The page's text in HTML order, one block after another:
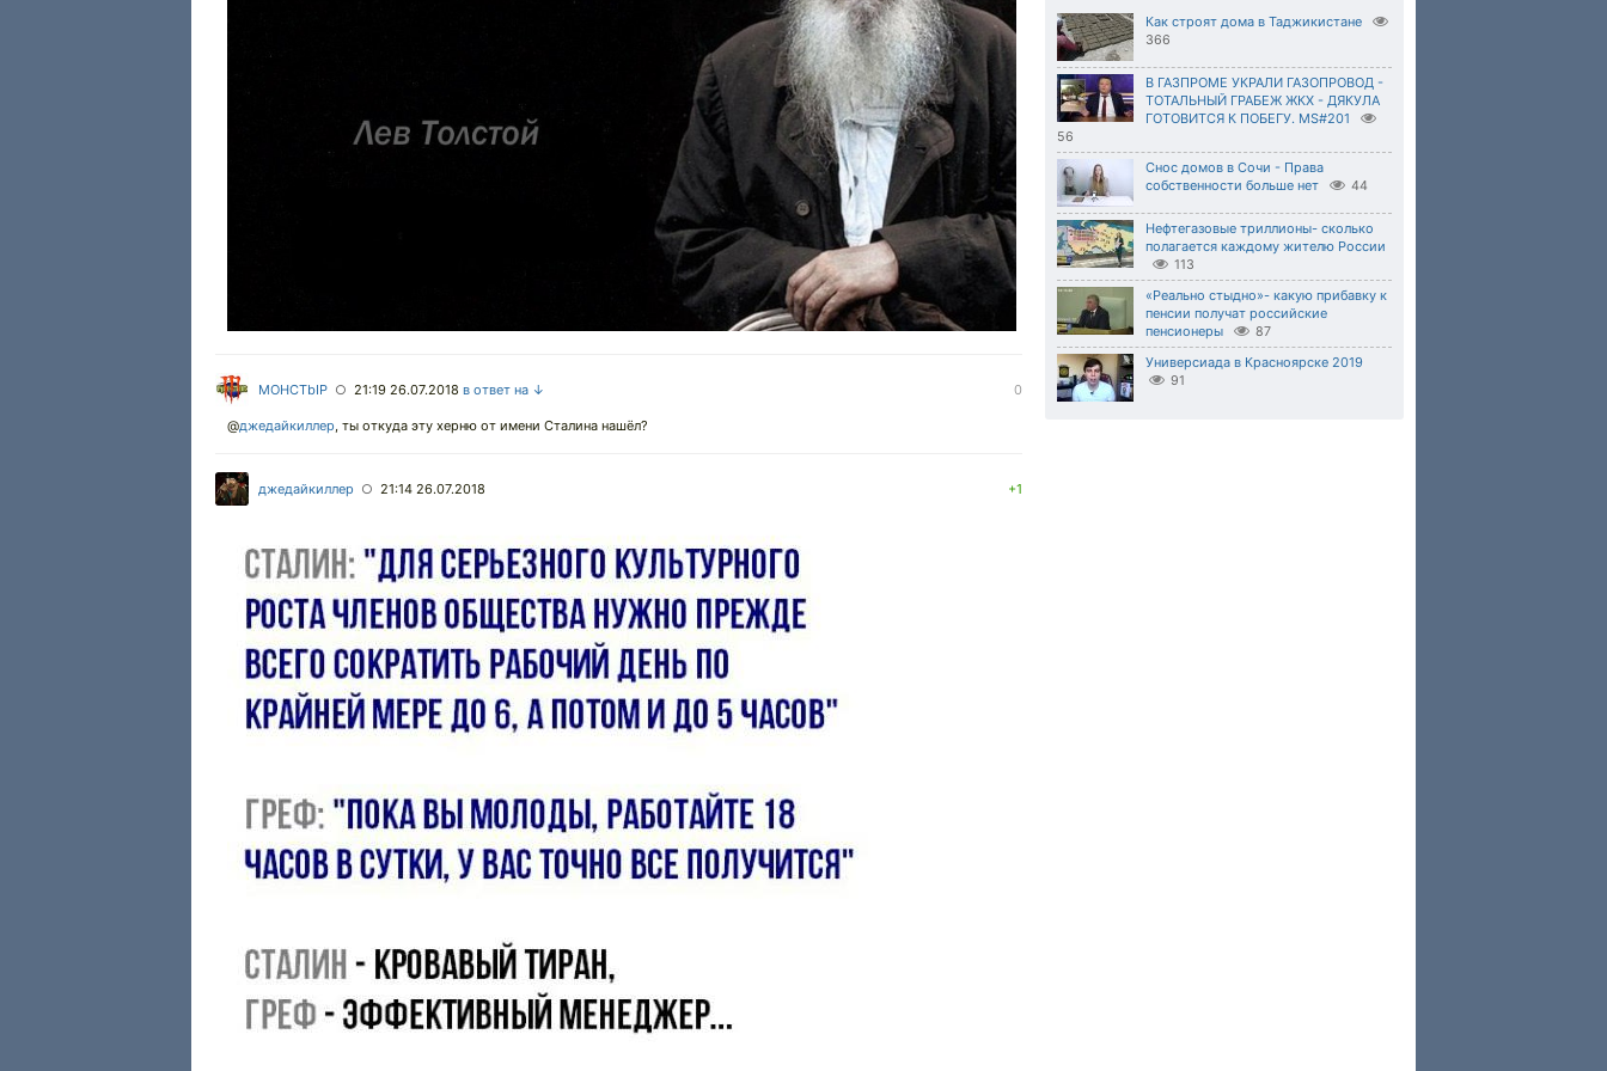
Как строят дома в Таджикистане
366
В ГАЗПРОМЕ УКРАЛИ ГАЗОПРОВОД -
ТОТАЛЬНЫЙ ГРАБЕЖ ЖКХ - ДЯКУЛА
ГОТОВИТСЯ К ПОБЕГУ. MS#201
56
Снос домов в Сочи - Права
собственности больше нет
44
Нефтегазовые триллионы- сколько
полагается каждому жителю России
113
«Реально стыдно»- какую прибавку к
пенсии получат российские
пенсионеры
87
Универсиада в Красноярске 2019
91
MOHCTbIP ○ 21:19 26.07.2018 в ответ на ↓ 0
@джедайкиллер ты откуда эту херню от имени Сталина нашёл?
джедайкиллер ○ 21:14 26.07.2018 +1